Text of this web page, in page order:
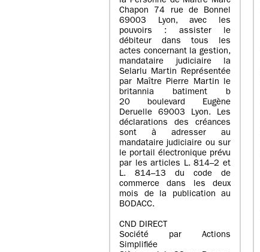
Chapon 74 rue de Bonnel
69003 Lyon, avec les
pouvoirs : assister le
débiteur dans tous les
actes concernant la gestion,
mandataire judiciaire la
Selarlu Martin Représentée
par Maître Pierre Martin le
britannia batiment b
20 boulevard Eugène
Deruelle 69003 Lyon. Les
déclarations des créances
sont à adresser au
mandataire judiciaire ou sur
le portail électronique prévu
par les articles L. 814–2 et
L. 814–13 du code de
commerce dans les deux
mois de la publication au
BODACC.
CND DIRECT
Société par Actions
Simplifiée